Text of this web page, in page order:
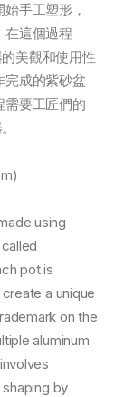
手工塑形，
在這個過程
美觀和使用性
完成的紫砂盆
需要工匠們的
using
pot is
a unique
on the
aluminum
by